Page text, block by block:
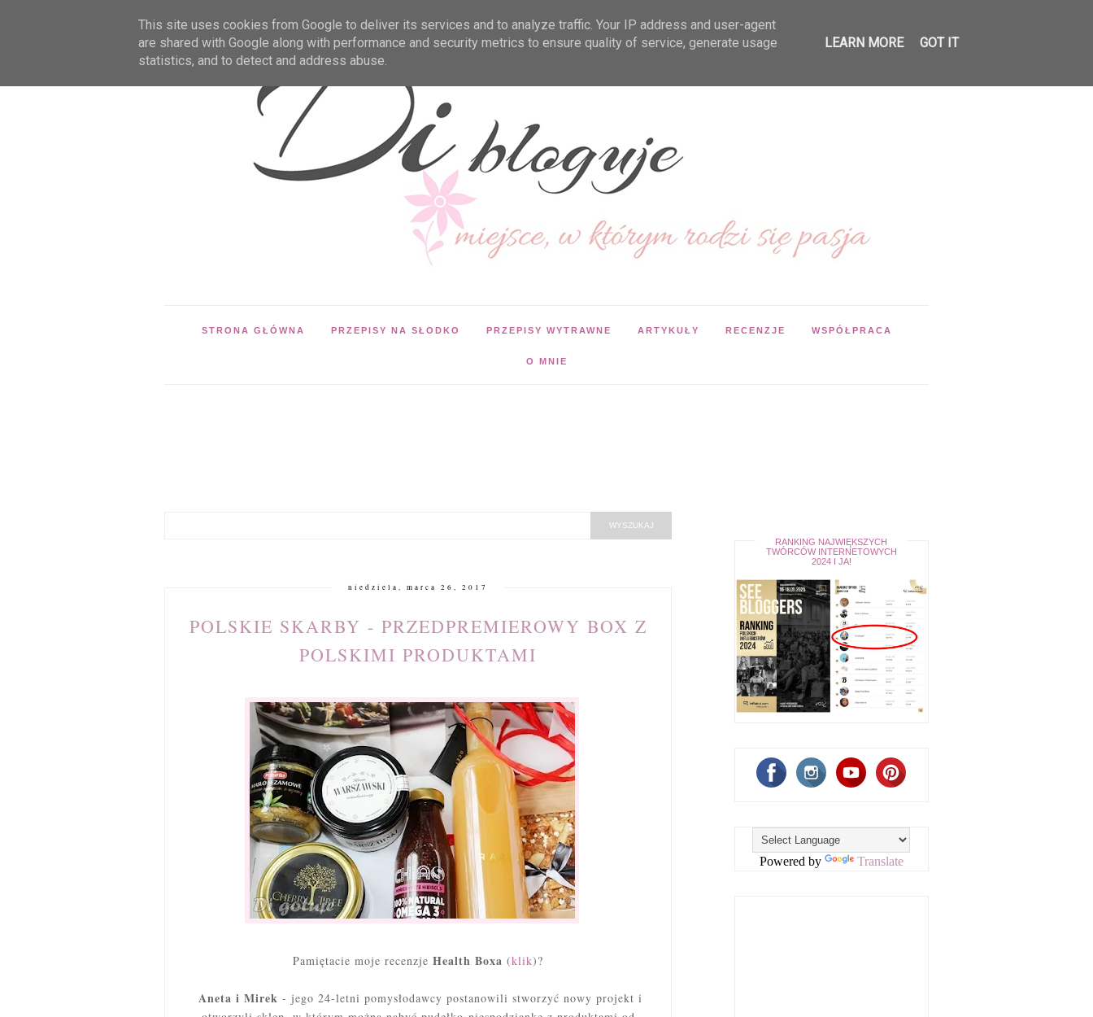
STRONA GŁÓWNA PRZEPISY NA SŁODKO PRZEPISY WYTRAWNE ARTYKUŁY RECENZJE WSPÓŁPRACA
O MNIE
niedziela, marca 26, 2017
POLSKIE SKARBY - PRZEDPREMIEROWY BOX Z
POLSKIMI PRODUKTAMI
Pamiętacie moje recenzje Health Boxa (klik)?
Aneta i Mirek - jego 24-letni pomysłodawcy postanowili stworzyć nowy projekt i
RANKING NAJWIĘKSZYCH
TWÓRCÓW INTERNETOWYCH
2024 I JA!
Powered by Translate
This site uses cookies from Google to deliver its services and to analyze traffic. Your IP address and user-agent
are shared with Google along with performance and security metrics to ensure quality of service, generate usage
statistics, and to detect and address abuse.
LEARN MORE GOT IT